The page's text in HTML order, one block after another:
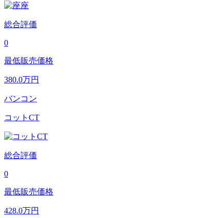
総合評価
0
最低販売価格
380.0万円
バンコン
コットCT
総合評価
0
最低販売価格
428.0万円